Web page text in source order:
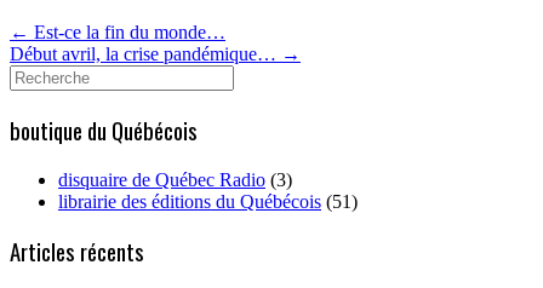
← Est-ce la fin du monde…
Début avril, la crise pandémique… →
Search
for:
boutique du Québécois
disquaire de Québec Radio (3)
librairie des éditions du Québécois (51)
Articles récents